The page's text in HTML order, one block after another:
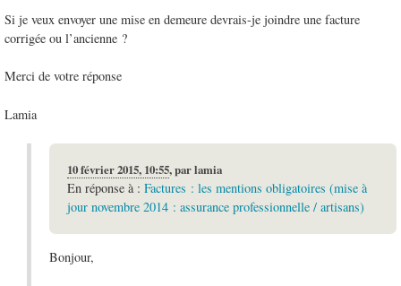
Si je veux envoyer une mise en demeure devrais-je joindre une facture
corrigée ou l’ancienne ?
Merci de votre réponse
Lamia
10 février 2015, 10:55,parlamia
En réponse à : Factures : les mentions obligatoires (mise à
jour novembre 2014 : assurance professionnelle / artisans)
Bonjour,